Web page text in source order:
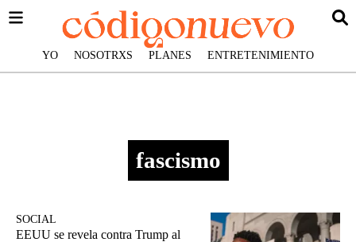
YO NOSOTRXS PLANES ENTRETENIMIENTO
fascismo
SOCIAL
EEUU se revela contra Trump al